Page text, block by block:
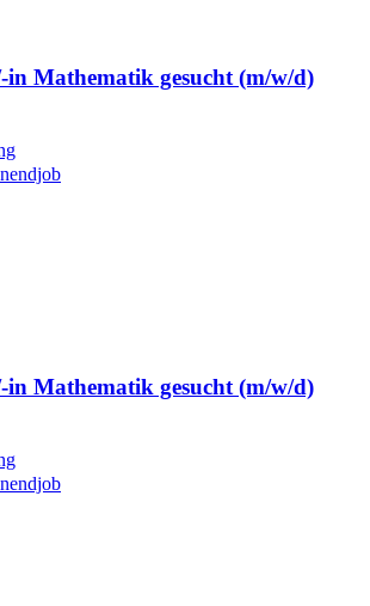
in Mathematik gesucht (m/w/d)
in Mathematik gesucht (m/w/d)